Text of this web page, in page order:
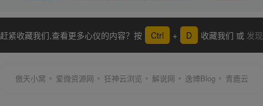
赶紧收藏我们,查看更多心仪的内容？按 Ctrl + D 收藏我们 或 发现
傲天小窝 爱微资源网 狂神云浏览 解说网 逸博Blog 青鹿云